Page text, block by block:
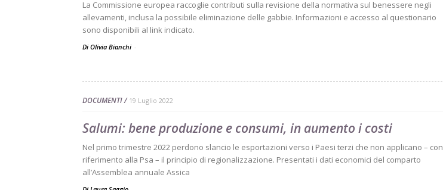
La Commissione europea raccoglie contributi sulla revisione della normativa sul benessere negli
allevamenti, inclusa la possibile eliminazione delle gabbie. Informazioni e accesso al questionario
sono disponibili al link indicato.
Di Olivia Bianchi -
DOCUMENTI 19 Luglio 2022
Salumi: bene produzione e consumi, in aumento i costi
Nel primo trimestre 2022 perdono slancio le esportazioni verso i Paesi terzi che non applicano – con
riferimento alla Psa – il principio di regionalizzazione. Presentati i dati economici del comparto
all’Assemblea annuale Assica